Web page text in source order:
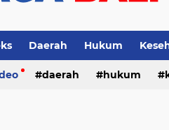
Daerah Hukum
daerah hukum